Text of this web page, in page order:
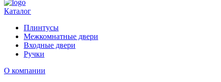
Каталог
Плинтусы
Межкомнатные двери
Входные двери
Ручки
О компании